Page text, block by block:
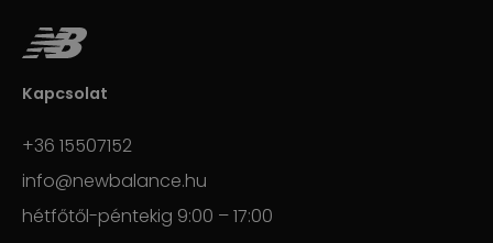
Kapcsolat
+36 15507152
info@newbalance.hu
hétfőtől-péntekig 9:00 – 17:00